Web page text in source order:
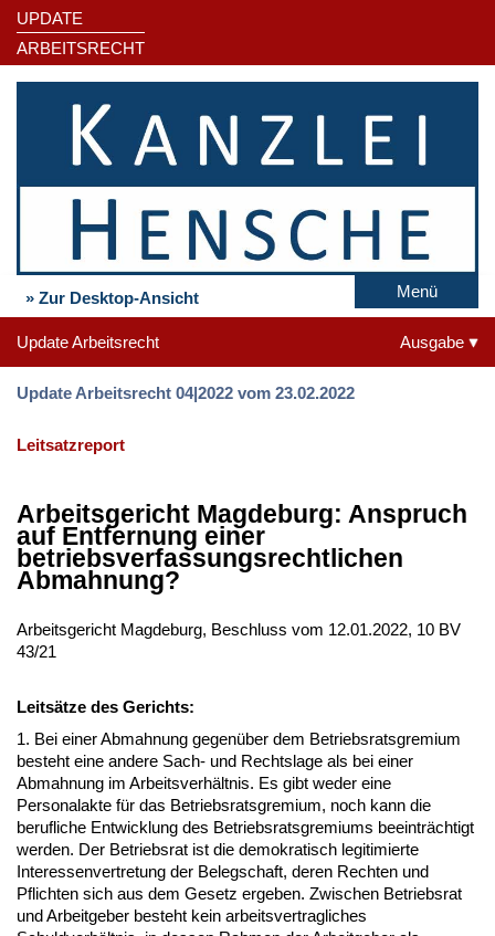
UPDATE
ARBEITSRECHT
» Zur Desktop-Ansicht Menü
Update Arbeitsrecht Ausgabe
Update Arbeitsrecht 04|2022 vom 23.02.2022
Leitsatzreport
Arbeitsgericht Magdeburg: Anspruch
auf Entfernung einer
betriebsverfassungsrechtlichen
Abmahnung?
Arbeitsgericht Magdeburg, Beschluss vom 12.01.2022, 10 BV
43/21
Leitsätze des Gerichts:
1. Bei einer Abmahnung gegenüber dem Betriebsratsgremium
besteht eine andere Sach- und Rechtslage als bei einer
Abmahnung im Arbeitsverhältnis. Es gibt weder eine
Personalakte für das Betriebsratsgremium, noch kann die
berufliche Entwicklung des Betriebsratsgremiums beeinträchtigt
werden. Der Betriebsrat ist die demokratisch legitimierte
Interessenvertretung der Belegschaft, deren Rechten und
Pflichten sich aus dem Gesetz ergeben. Zwischen Betriebsrat
und Arbeitgeber besteht kein arbeitsvertragliches